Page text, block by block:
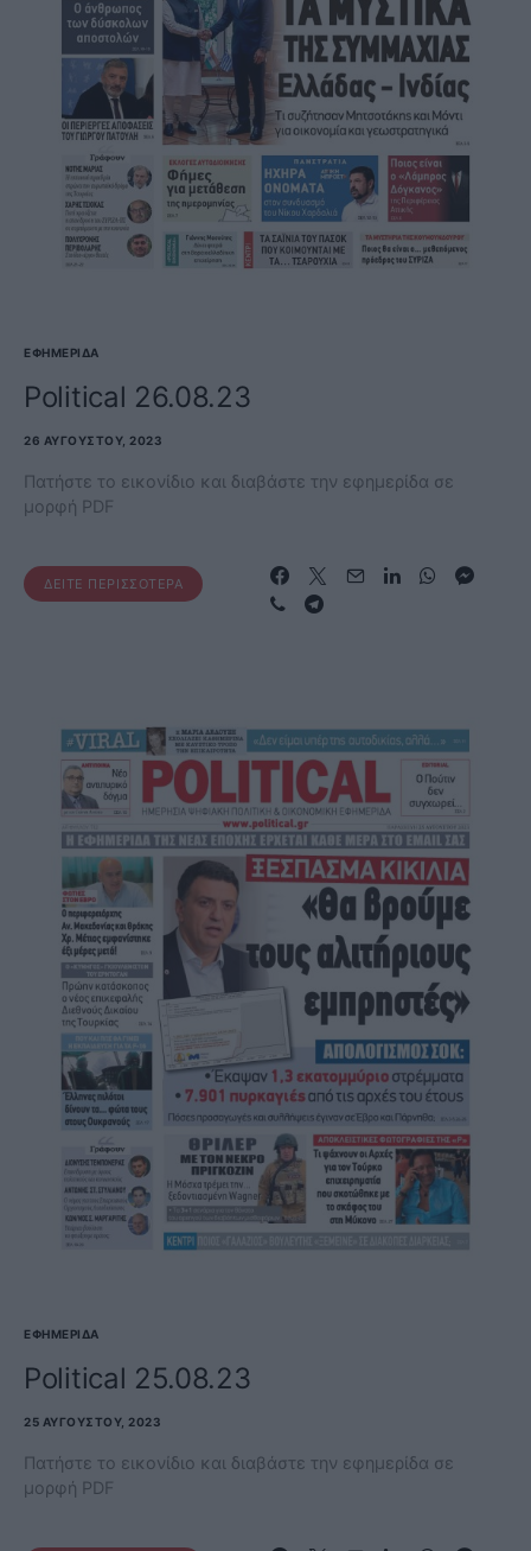
ΕΦΗΜΕΡΊΔΑ
Political 26.08.23
26 ΑΥΓΟΎΣΤΟΥ, 2023
Πατήστε το εικονίδιο και διαβάστε την εφημερίδα σε
μορφή PDF
ΔΕΊΤΕ ΠΕΡΙΣΣΌΤΕΡΑ
ΕΦΗΜΕΡΊΔΑ
Political 25.08.23
25 ΑΥΓΟΎΣΤΟΥ, 2023
Πατήστε το εικονίδιο και διαβάστε την εφημερίδα σε
μορφή PDF